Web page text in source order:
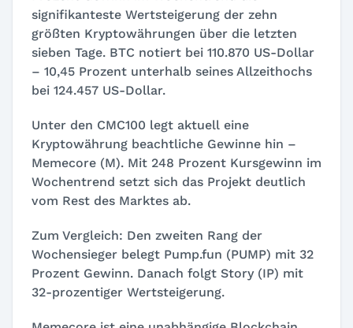
signifikanteste Wertsteigerung der zehn
größten Kryptowährungen über die letzten
sieben Tage. BTC notiert bei 110.870 US-Dollar
– 10,45 Prozent unterhalb seines Allzeithochs
bei 124.457 US-Dollar.
Unter den CMC100 legt aktuell eine
Kryptowährung beachtliche Gewinne hin –
Memecore (M). Mit 248 Prozent Kursgewinn im
Wochentrend setzt sich das Projekt deutlich
vom Rest des Marktes ab.
Zum Vergleich: Den zweiten Rang der
Wochensieger belegt Pump.fun (PUMP) mit 32
Prozent Gewinn. Danach folgt Story (IP) mit
32-prozentiger Wertsteigerung.